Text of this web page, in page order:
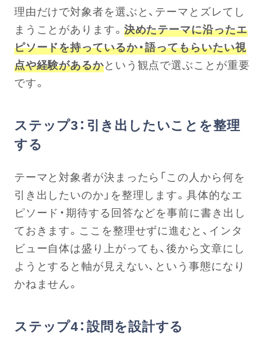
理由だけで対象者を選ぶと、テーマとズレてし
まうことがあります。 決めたテーマに沿ったエ
ピソードを持っているか・語ってもらいたい視
点や経験があるかという観点で選ぶことが重要
です。
ステップ3：引き出したいことを整理
する
テーマと対象者が決まったら「この人から何を
引き出したいのか」を整理します。具体的なエ
ピソード・期待する回答などを事前に書き出し
ておきます。ここを整理せずに進むと、インタ
ビュー自体は盛り上がっても、後から文章にし
ようとすると軸が見えない、という事態になり
かねません。
ステップ4：設問を設計する